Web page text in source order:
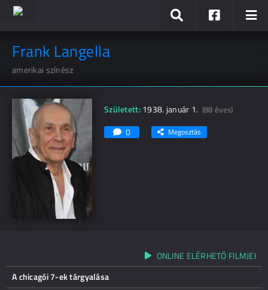
Frank Langella
amerikai színész
Született:1938. január 1. (88 éves)
0 Megosztás
ONLINE ELÉRHETŐ FILMJEI
A chicagói 7-ek tárgyalása